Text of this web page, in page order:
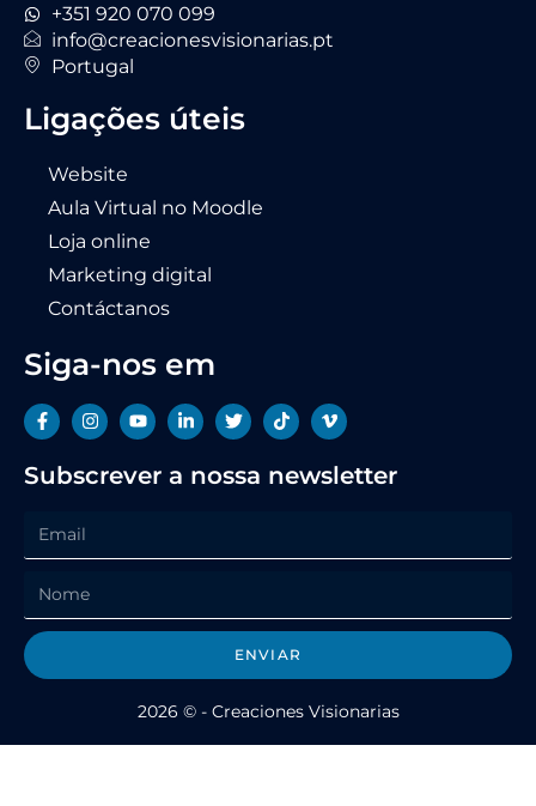
+351 920 070 099
info@creacionesvisionarias.pt
Portugal
Ligações úteis
Website
Aula Virtual no Moodle
Loja online
Marketing digital
Contáctanos
Siga-nos em
Subscrever a nossa newsletter
ENVIAR
2026 © - Creaciones Visionarias